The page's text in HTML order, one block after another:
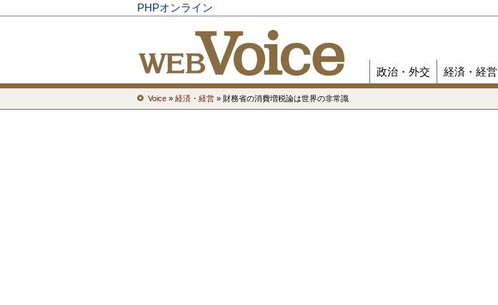
PHPオンライン
政治・外交 経済・経営
Voice » 経済・経営 » 財務省の消費増税論は世界の非常識